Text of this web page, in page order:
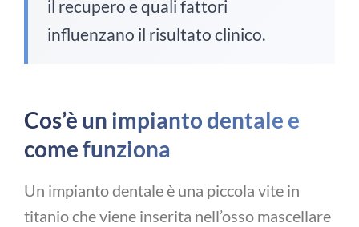
il recupero e quali fattori
influenzano il risultato clinico.
Cos’è un impianto dentale e
come funziona
Un impianto dentale è una piccola vite in
titanio che viene inserita nell’osso mascellare